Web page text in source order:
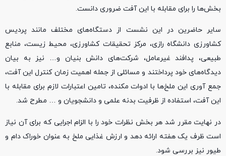
بخش‌ها را برای مقابله با این آفت ضروری دانست.
سایر حاضرین در این نشست از دستگاه‌های مختلف مانند پردیس
کشاورزی دانشگاه رازی، مرکز تحقیقات کشاورزی، محیط زیست، منابع
طبیعی، پدافند غیرعامل، شرکت‌های دانش بنیان و… نیز به بیان
دیدگاه‌های خود پرداختند و مسائلی از جمله اهمیت زمان کنترل این آفت،
جمع آوری این ملخ‌ها با ادوات مکنده، تامین اعتبارات لازم برای مقابله با
این آفت، استفاده از ظرفیت بدنه علمی و دانشجویان و … مطرح شد.
در نهایت مقرر شد هر بخش نظرات خود را با الزام اجرایی که برای آن نیاز
است ظرف یک هفته ارائه دهد و ارزش غذایی ملخ به عنوان خوراک دام و
طیور نیز بررسی شود.